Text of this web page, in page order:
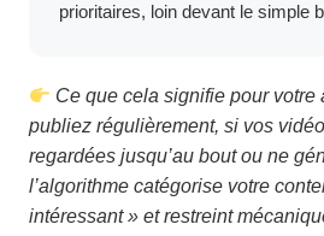
prioritaires, loin devant le simple
Ce que cela signifie pour votre
publiez régulièrement, si vos
regardées jusqu’au bout ou ne
l’algorithme catégorise votre
intéressant » et restreint